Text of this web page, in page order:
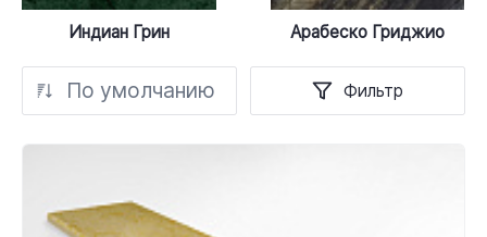
Индиан Грин Арабеско Гриджио
По умолчанию Фильтр